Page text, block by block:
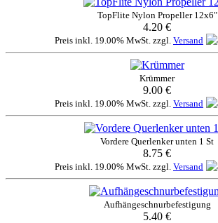
TopFlite Nylon Propeller 12x6"
4.20 €
Preis inkl. 19.00% MwSt. zzgl. Versand
Krümmer
9.00 €
Preis inkl. 19.00% MwSt. zzgl. Versand
Vordere Querlenker unten 1 St
8.75 €
Preis inkl. 19.00% MwSt. zzgl. Versand
Aufhängeschnurbefestigung
5.40 €